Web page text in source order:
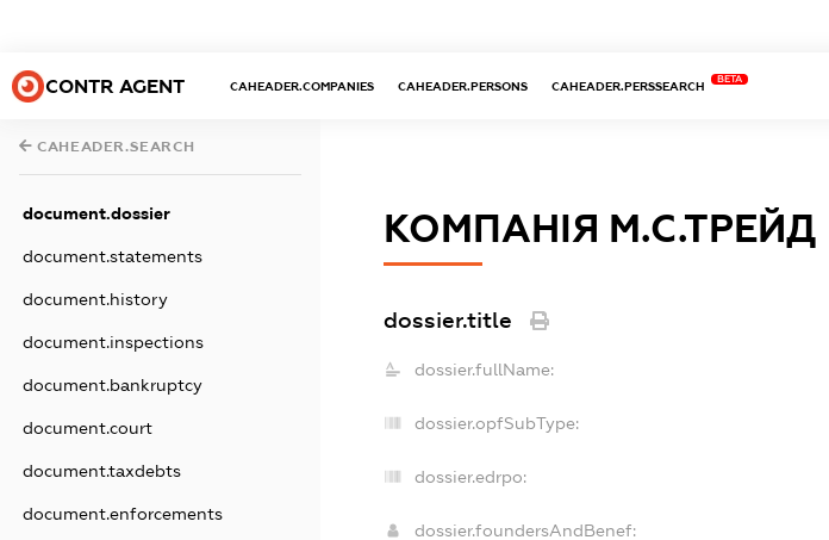
CONTR AGENT CAHEADER.COMPANIES CAHEADER.PERSONS CAHEADER.PERSSEARCH
BETA
CAHEADER.SEARCH
document.dossier
document.statements
document.history
document.inspections
document.bankruptcy
document.court
document.taxdebts
document.enforcements
КОМПАНІЯ М.С.ТРЕЙД
dossier.title
dossier.fullName:
dossier.opfSubType:
dossier.edrpo:
dossier.foundersAndBenef: